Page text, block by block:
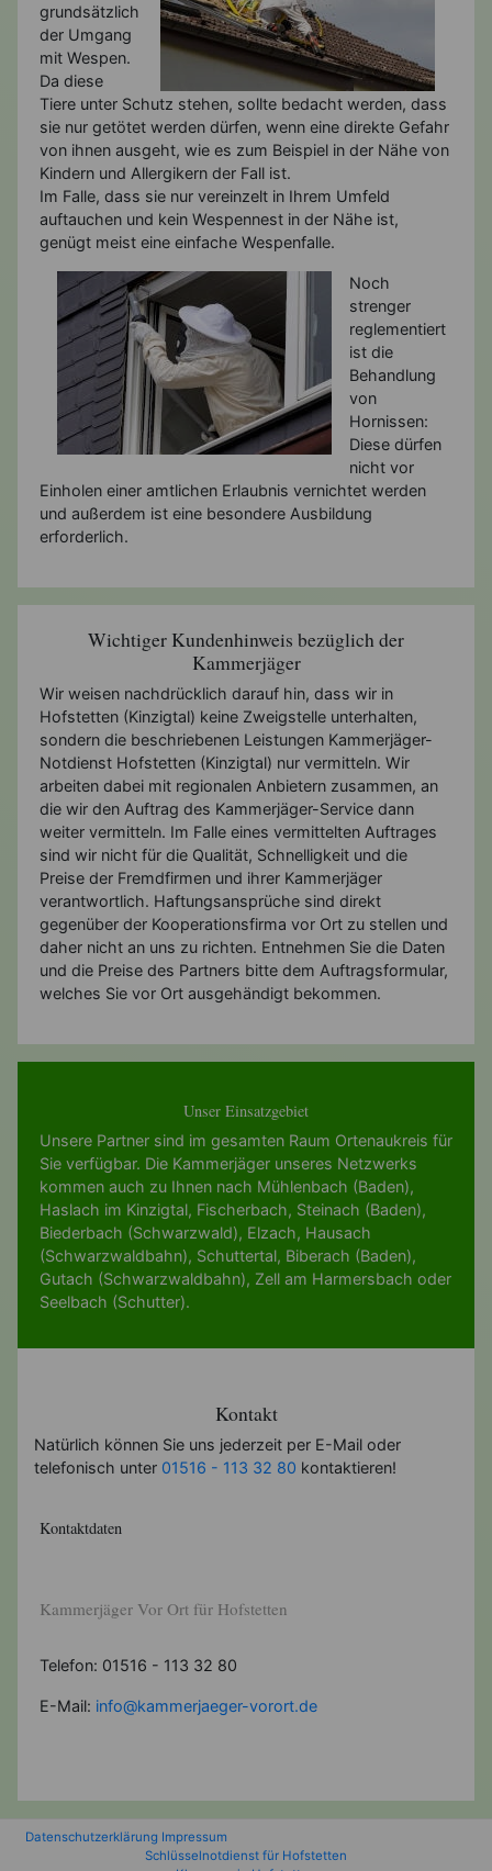
grundsätzlich
der Umgang
mit Wespen.
Da diese
Tiere unter Schutz stehen, sollte bedacht werden, dass
sie nur getötet werden dürfen, wenn eine direkte Gefahr
von ihnen ausgeht, wie es zum Beispiel in der Nähe von
Kindern und Allergikern der Fall ist.
Im Falle, dass sie nur vereinzelt in Ihrem Umfeld
auftauchen und kein Wespennest in der Nähe ist,
genügt meist eine einfache Wespenfalle.
Noch
strenger
reglementiert
ist die
Behandlung
von
Hornissen:
Diese dürfen
nicht vor
Einholen einer amtlichen Erlaubnis vernichtet werden
und außerdem ist eine besondere Ausbildung
erforderlich.
Wichtiger Kundenhinweis bezüglich der
Kammerjäger
Wir weisen nachdrücklich darauf hin, dass wir in
Hofstetten (Kinzigtal) keine Zweigstelle unterhalten,
sondern die beschriebenen Leistungen Kammerjäger-
Notdienst Hofstetten (Kinzigtal) nur vermitteln. Wir
arbeiten dabei mit regionalen Anbietern zusammen, an
die wir den Auftrag des Kammerjäger-Service dann
weiter vermitteln. Im Falle eines vermittelten Auftrages
sind wir nicht für die Qualität, Schnelligkeit und die
Preise der Fremdfirmen und ihrer Kammerjäger
verantwortlich. Haftungsansprüche sind direkt
gegenüber der Kooperationsfirma vor Ort zu stellen und
daher nicht an uns zu richten. Entnehmen Sie die Daten
und die Preise des Partners bitte dem Auftragsformular,
welches Sie vor Ort ausgehändigt bekommen.
Unser Einsatzgebiet
Unsere Partner sind im gesamten Raum Ortenaukreis für
Sie verfügbar. Die Kammerjäger unseres Netzwerks
kommen auch zu Ihnen nach Mühlenbach (Baden),
Haslach im Kinzigtal, Fischerbach, Steinach (Baden),
Biederbach (Schwarzwald), Elzach, Hausach
(Schwarzwaldbahn), Schuttertal, Biberach (Baden),
Gutach (Schwarzwaldbahn), Zell am Harmersbach oder
Seelbach (Schutter).
Kontakt
Natürlich können Sie uns jederzeit per E-Mail oder
telefonisch unter 01516 - 113 32 80 kontaktieren!
Kontaktdaten
Kammerjäger Vor Ort für Hofstetten
Telefon: 01516 - 113 32 80
E-Mail: info@kammerjaeger-vorort.de
Datenschutzerklärung Impressum
Schlüsselnotdienst für Hofstetten